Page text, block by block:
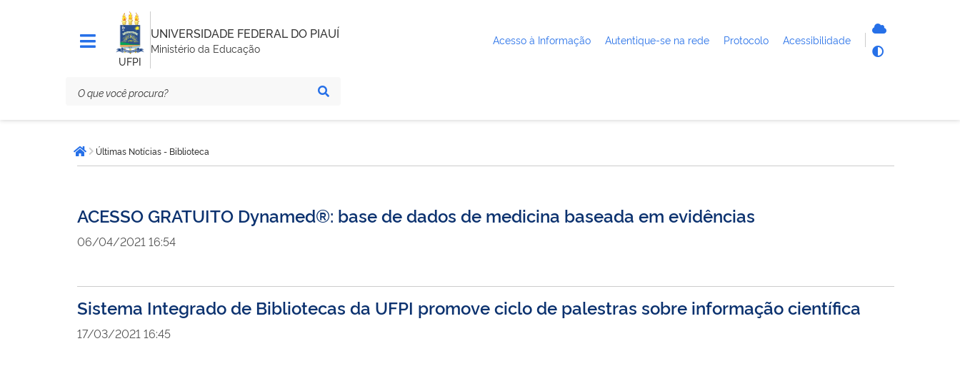
UFPI
UNIVERSIDADE FEDERAL DO PIAUÍ
Ministério da Educação
Acesso à Informação Autentique-se na rede Protocolo Acessibilidade
está
aqui:Página inicial
Últimas Notícias - Biblioteca
ACESSO GRATUITO Dynamed®: base de dados de medicina baseada em evidências
06/04/2021 16:54
Sistema Integrado de Bibliotecas da UFPI promove ciclo de palestras sobre informação científica
17/03/2021 16:45